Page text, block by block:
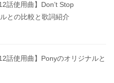
話使用曲】Don’t Stop
との比較と歌詞紹介
話使用曲】Ponyのオリジナルと